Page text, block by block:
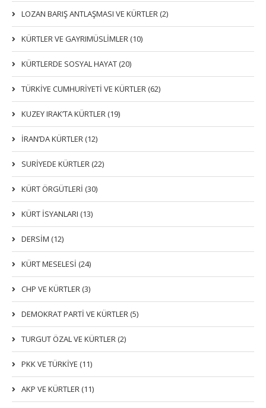
LOZAN BARIŞ ANTLAŞMASI VE KÜRTLER (2)
KÜRTLER VE GAYRIMÜSLIMLER (10)
KÜRTLERDE SOSYAL HAYAT (20)
TÜRKİYE CUMHURİYETİ VE KÜRTLER (62)
KUZEY IRAK’TA KÜRTLER (19)
İRAN’DA KÜRTLER (12)
SURİYEDE KÜRTLER (22)
KÜRT ÖRGÜTLERİ (30)
KÜRT İSYANLARI (13)
DERSIM (12)
KÜRT MESELESİ (24)
CHP VE KÜRTLER (3)
DEMOKRAT PARTI VE KÜRTLER (5)
TURGUT ÖZAL VE KÜRTLER (2)
PKK VE TÜRKIYE (11)
AKP VE KÜRTLER (11)